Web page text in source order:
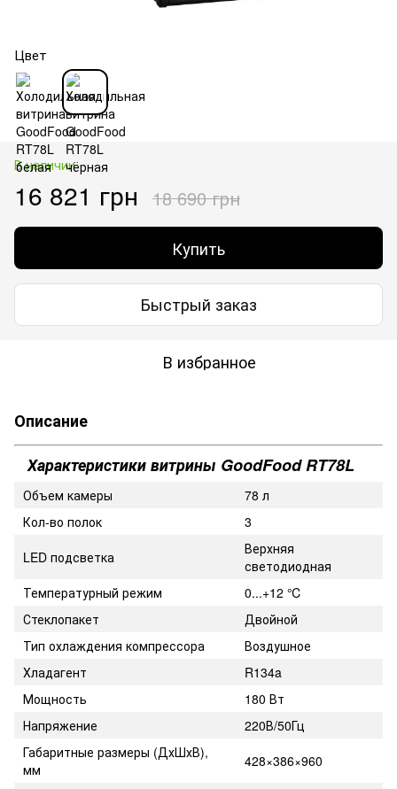
Цвет
В наличии
16 821 грн 18 690 грн
Купить
Быстрый заказ
В избранное
Описание
Характеристики витрины GoodFood RT78L
Объем камеры
78 л
Кол-во полок
3
LED подсветка
Верхняя
светодиодная
Температурный режим
0...+12 ℃
Стеклопакет
Двойной
Тип охлаждения компрессора
Воздушное
Хладагент
R134a
Мощность
180 Вт
Напряжение
220В/50Гц
Габаритные размеры (ДхШхВ),
мм
428×386×960